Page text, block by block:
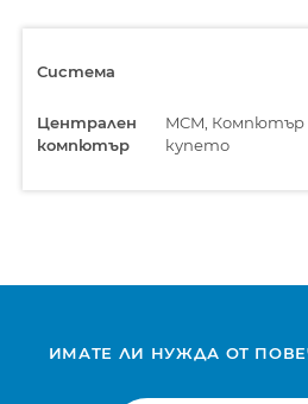
Система
Централен
компютър
MCM, Компютър
купето
ИМАТЕ ЛИ НУЖДА ОТ